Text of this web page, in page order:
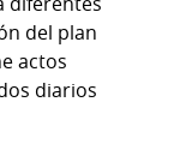
del plan
actos
diarios